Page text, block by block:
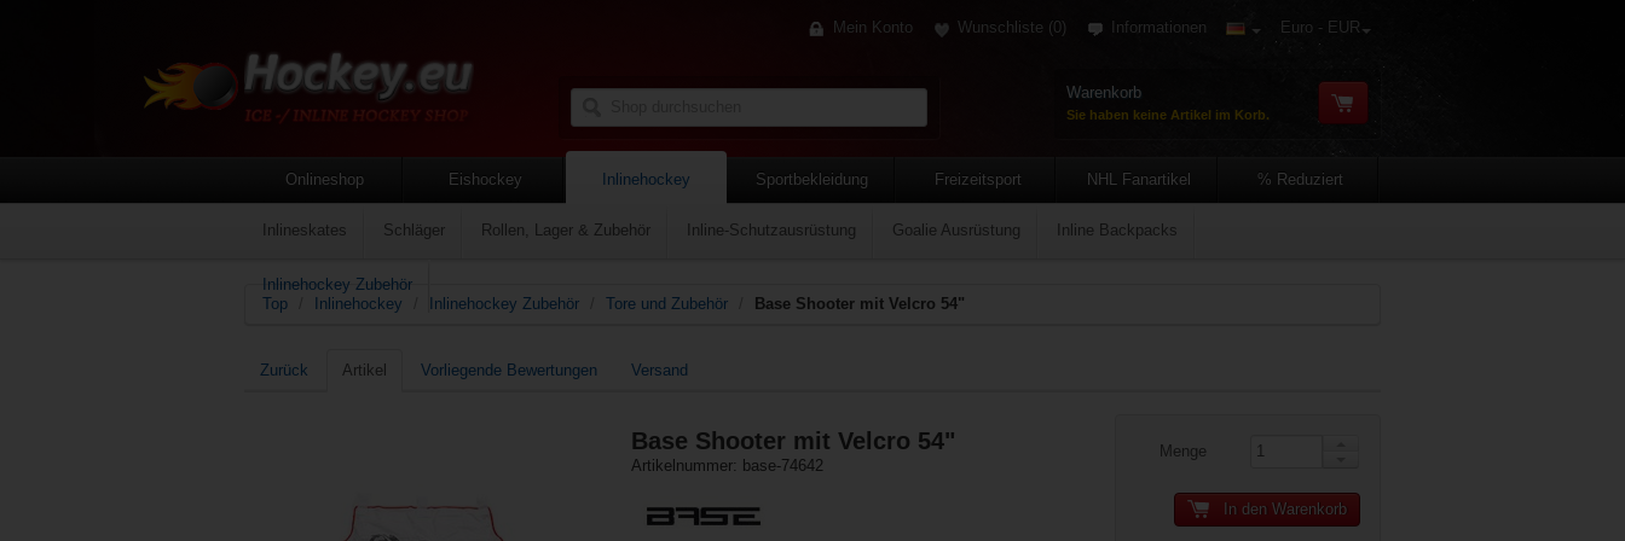
Mein Konto Wunschliste (0) Informationen Euro - EUR
Warenkorb
Sie haben keine Artikel im Korb.
Onlineshop Eishockey Inlinehockey
Inlineskates Schläger Rollen, Lager & Zubehör Inline-Schutzausrüstung Goalie Ausrüstung Inline Backpacks
Inlinehockey Zubehör
Sportbekleidung Freizeitsport NHL Fanartikel % Reduziert
Top Inlinehockey Inlinehockey Zubehör Tore und Zubehör Base Shooter mit Velcro 54"
Zurück Artikel Vorliegende Bewertungen Versand
Base Shooter mit Velcro 54"
Artikelnummer: base-74642
Menge
In den Warenkorb